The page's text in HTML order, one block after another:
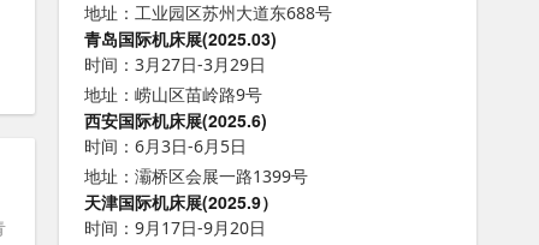
地址：工业园区苏州大道东688号
青岛国际机床展(2025.03)
时间：3月27日-3月29日
地址：崂山区苗岭路9号
西安国际机床展(2025.6)
时间：6月3日-6月5日
地址：灞桥区会展一路1399号
天津国际机床展(2025.9）
时间：9月17日-9月20日